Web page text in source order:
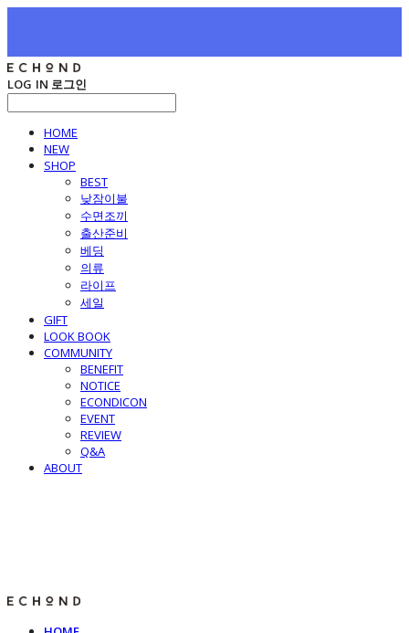
LOG IN 로그인
HOME
NEW
SHOP
BEST
낮잠이불
수면조끼
출산준비
베딩
의류
라이프
세일
GIFT
LOOK BOOK
COMMUNITY
BENEFIT
NOTICE
ECONDICON
EVENT
REVIEW
Q&A
ABOUT